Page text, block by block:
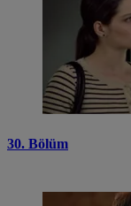
30. Bölüm